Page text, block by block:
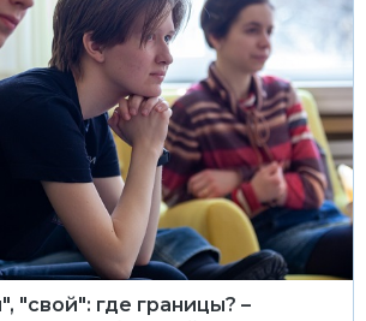
"свой": где границы? –